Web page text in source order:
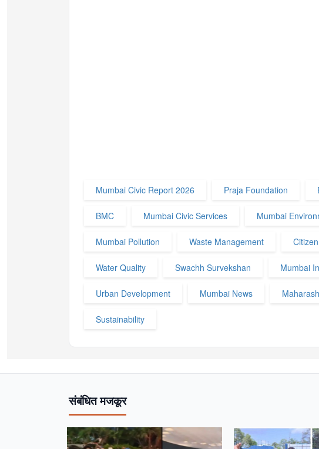
Mumbai Civic Report 2026 Praja Foundation
BMC Mumbai Civic Services Mumbai
Mumbai Pollution Waste Management
Water Quality Swachh Survekshan Mumbai
Urban Development Mumbai News
Sustainability
संबंधित मजकूर